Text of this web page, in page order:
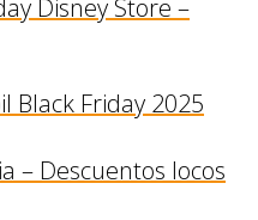
Disney Store –
Black Friday 2025
– Descuentos locos